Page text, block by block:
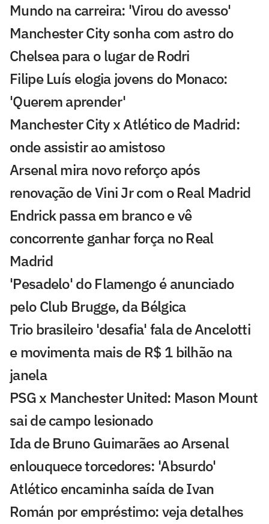
Mundo na carreira: 'Virou do avesso'
Manchester City sonha com astro do
Chelsea para o lugar de Rodri
Filipe Luís elogia jovens do Monaco:
'Querem aprender'
Manchester City x Atlético de Madrid:
onde assistir ao amistoso
Arsenal mira novo reforço após
renovação de Vini Jr com o Real Madrid
Endrick passa em branco e vê
concorrente ganhar força no Real
Madrid
'Pesadelo' do Flamengo é anunciado
pelo Club Brugge, da Bélgica
Trio brasileiro 'desafia' fala de Ancelotti
e movimenta mais de R$ 1 bilhão na
janela
PSG x Manchester United: Mason Mount
sai de campo lesionado
Ida de Bruno Guimarães ao Arsenal
enlouquece torcedores: 'Absurdo'
Atlético encaminha saída de Ivan
Román por empréstimo: veja detalhes